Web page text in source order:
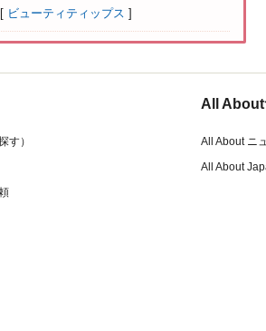
[ ビューティティップス ]
す）
All About
All About ニ
All About